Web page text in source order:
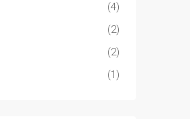
(4)
(2)
(2)
(1)